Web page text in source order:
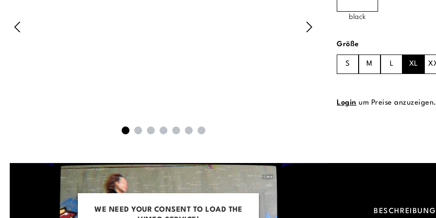
black
Größeauswählen
S M L XL
Login um Preise anzuzeigen.
WE NEED YOUR CONSENT TO LOAD THE
BESCHREIBUNG